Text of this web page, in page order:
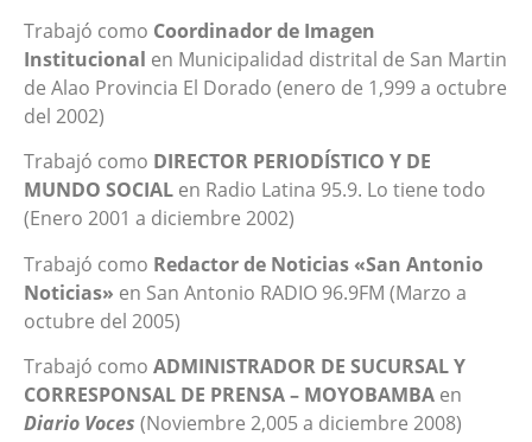
Trabajó como Coordinador de Imagen
Institucional en Municipalidad distrital de San Martin
de Alao Provincia El Dorado (enero de 1,999 a octubre
del 2002)
Trabajó como DIRECTOR PERIODÍSTICO Y DE
MUNDO SOCIAL en Radio Latina 95.9. Lo tiene todo
(Enero 2001 a diciembre 2002)
Trabajó como Redactor de Noticias «San Antonio
Noticias» en San Antonio RADIO 96.9FM (Marzo a
octubre del 2005)
Trabajó como ADMINISTRADOR DE SUCURSAL Y
CORRESPONSAL DE PRENSA – MOYOBAMBA en
Diario Voces (Noviembre 2,005 a diciembre 2008)